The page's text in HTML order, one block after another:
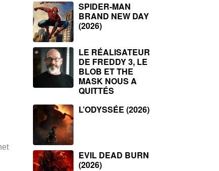
SPIDER-MAN
BRAND NEW DAY
(2026)
LE RÉALISATEUR
DE FREDDY 3, LE
BLOB ET THE
MASK NOUS A
QUITTÉS
L’ODYSSÉE (2026)
EVIL DEAD BURN
(2026)